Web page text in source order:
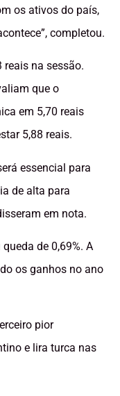
os ativos do país,
completou.
na sessão.
que o
em 5,70 reais
5,88 reais.
essencial para
de alta para
em nota.
de 0,69%. A
os ganhos no ano
pior
e lira turca nas